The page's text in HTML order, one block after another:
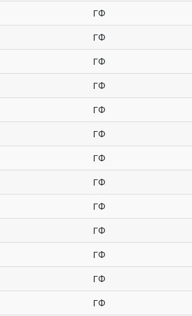
ГФ
ГФ
ГФ
ГФ
ГФ
ГФ
ГФ
ГФ
ГФ
ГФ
ГФ
ГФ
ГФ